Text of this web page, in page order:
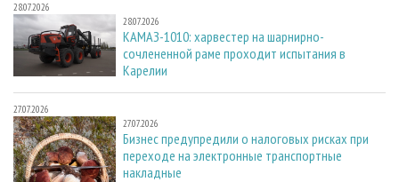
28.07.2026
28.07.2026
КАМАЗ-1010: харвестер на шарнирно-
сочлененной раме проходит испытания в
Карелии
27.07.2026
27.07.2026
Бизнес предупредили о налоговых рисках при
переходе на электронные транспортные
накладные